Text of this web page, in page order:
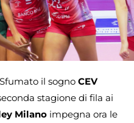
Sfumato il sogno CEV
stagione di fila ai
Milano impegna ora le